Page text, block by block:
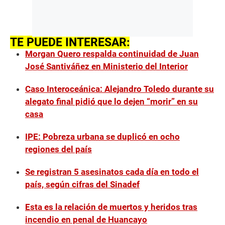
TE PUEDE INTERESAR:
Morgan Quero respalda continuidad de Juan
José Santiváñez en Ministerio del Interior
Caso Interoceánica: Alejandro Toledo durante su
alegato final pidió que lo dejen “morir” en su
casa
IPE: Pobreza urbana se duplicó en ocho
regiones del país
Se registran 5 asesinatos cada día en todo el
país, según cifras del Sinadef
Esta es la relación de muertos y heridos tras
incendio en penal de Huancayo